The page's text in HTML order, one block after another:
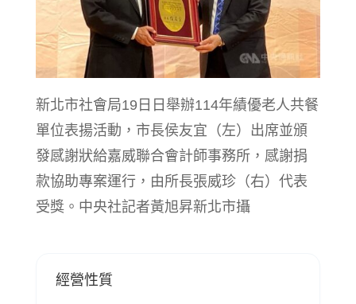
新北市社會局19日日舉辦114年績優老人共餐
單位表揚活動，市長侯友宜（左）出席並頒
發感謝狀給嘉威聯合會計師事務所，感謝捐
款協助專案運行，由所長張威珍（右）代表
受獎。中央社記者黃旭昇新北市攝
經營性質